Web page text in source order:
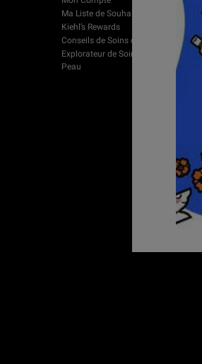
Ma Liste de Souhaits
Kiehl’s Rewards
Conseils de Soins de la Peau
Explorateur de Soins de la
Peau